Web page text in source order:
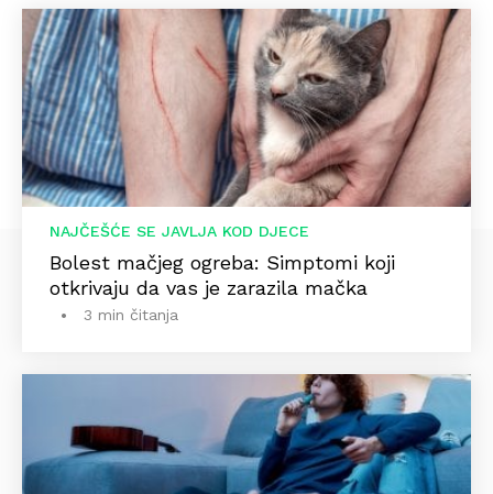
NAJČEŠĆE SE JAVLJA KOD DJECE
Bolest mačjeg ogreba: Simptomi koji
otkrivaju da vas je zarazila mačka
3 min čitanja